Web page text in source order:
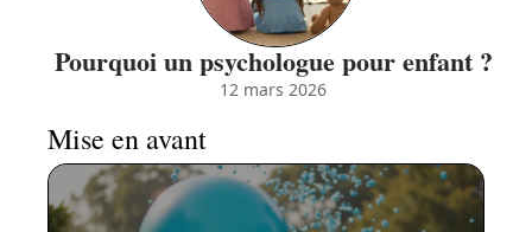
Pourquoi un psychologue pour enfant ?
12 mars 2026
Mise en avant